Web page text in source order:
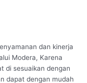
dan kinerja
Modera, Karena
di sesuaikan dengan
dapat dengan mudah